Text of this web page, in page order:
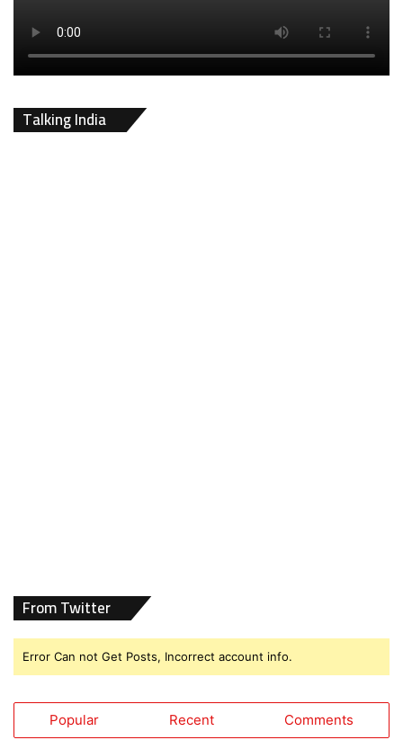
Talking India
From Twitter
Error Can not Get Posts, Incorrect account info.
Popular Recent Comments